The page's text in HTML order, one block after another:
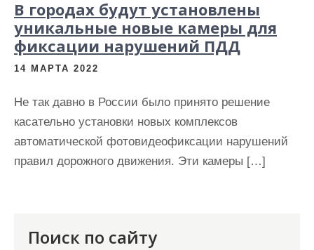
В городах будут установлены
уникальные новые камеры для
фиксации нарушений ПДД
14 МАРТА 2022
Не так давно в России было принято решение
касательно установки новых комплексов
автоматической фотовидеофиксации нарушений
правил дорожного движения. Эти камеры […]
Поиск по сайту